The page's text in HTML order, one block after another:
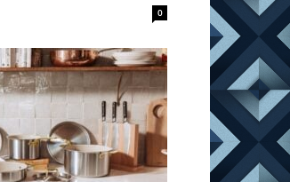
0